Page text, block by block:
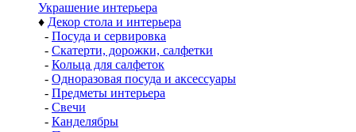
Украшение интерьера
♦ Декор стола и интерьера
- Посуда и сервировка
- Скатерти, дорожки, салфетки
- Кольца для салфеток
- Одноразовая посуда и аксессуары
- Предметы интерьера
- Свечи
- Канделябры